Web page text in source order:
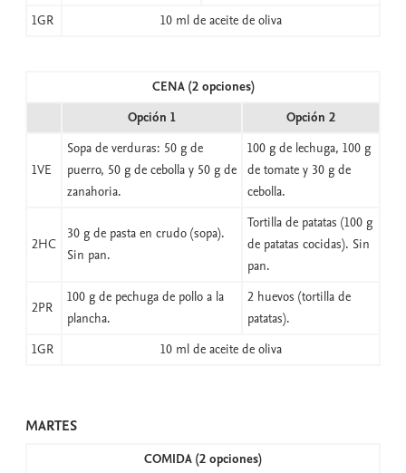
1GR 10 ml de aceite de oliva
CENA (2 opciones)
Opción 1
Opción 2
1VE
Sopa de verduras: 50 g de
puerro, 50 g de cebolla y 50 g de
zanahoria.
100 g de lechuga, 100 g
de tomate y 30 g de
cebolla.
2HC
30 g de pasta en crudo (sopa).
Sin pan.
Tortilla de patatas (100 g
de patatas cocidas). Sin
pan.
2PR
100 g de pechuga de pollo a la
plancha.
2 huevos (tortilla de
patatas).
1GR
10 ml de aceite de oliva
MARTES
COMIDA (2 opciones)